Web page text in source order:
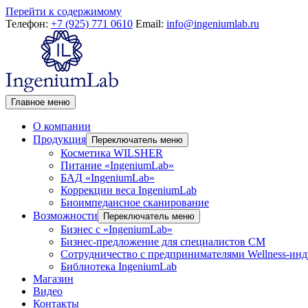
Перейти к содержимому
Телефон: +7 (925) 771 0610 Email: info@ingeniumlab.ru
Главное меню
О компании
Продукция
Переключатель меню
Косметика WILSHER
Питание «IngeniumLab»
БАД «IngeniumLab»
Коррекции веса IngeniumLab
Биоимпедансное сканирование
Возможности
Переключатель меню
Бизнес с «IngeniumLab»
Бизнес-предложение для специалистов СМ
Сотрудничество с предпринимателями Wellness-
Библиотека IngeniumLab
Магазин
Видео
Контакты